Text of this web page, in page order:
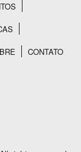
CONTATO